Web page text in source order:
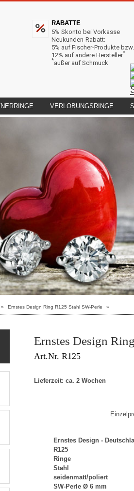
RABATTE
5% Skonto bei Vorkasse
Neukunden-Rabatt:
5% auf Fischer-Produkte bzw.
12% auf andere Hersteller*
*außer auf Schmuck
VERLOBUNGSRINGE
» Ernstes Design Ring R125 Stahl SW-Perle »
Ernstes Design
Art.Nr. R125
Lieferzeit: ca. 2 Wochen
Ernstes Design -
R125
Ringe
Stahl
seidenmatt/poliert
SW-Perle Ø 6 mm